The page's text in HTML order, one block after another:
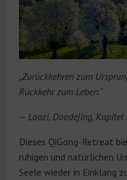
„Zurückkehren zum
Rückkehr zum Leben.“
— Laozi, Daodejing, Kapitel
Dieses QiGong-Retreat
ruhigen und natürlichen
Seele wieder in Einklang